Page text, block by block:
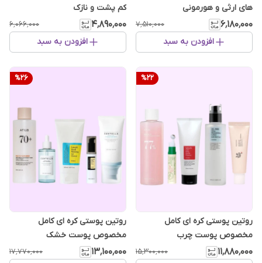
های ارثی و هورمونی
۶٬۱۸۰٬۰۰۰ ۷٬۵۱۰٬۰۰۰
افزودن به سبد
کم پشت و نازک
۴٬۸۹۰٬۰۰۰ ۶٬۰۶۶٬۰۰۰
افزودن به سبد
%22
روتین پوستی کره ای کامل
مخصوص پوست چرب
۱۱٬۸۸۰٬۰۰۰ ۱۵٬۳۰۰٬۰۰۰
%26
روتین پوستی کره ای کامل
مخصوص پوست خشک
۱۳٬۱۰۰٬۰۰۰ ۱۷٬۷۷۰٬۰۰۰